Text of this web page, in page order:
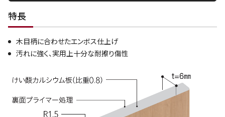
特長
木目柄に合わせたエンボス仕上げ
汚れに強く、実用上十分な耐擦り傷性